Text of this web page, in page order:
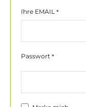
Ihre EMAIL *
Passwort *